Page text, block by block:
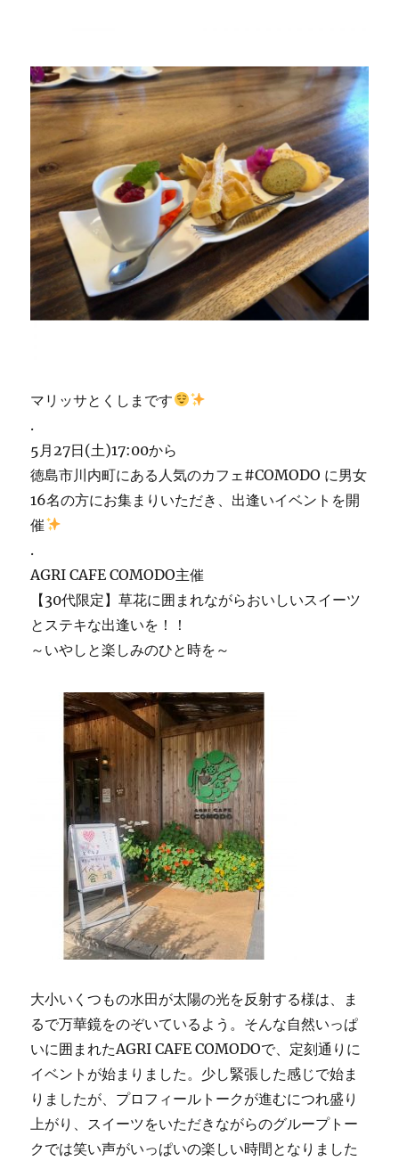
マリッサとくしまです
.
5月27日(土)17:00から
徳島市川内町にある人気のカフェ#COMODO に男女
16名の方にお集まりいただき、出逢いイベントを開
催
.
AGRI CAFE COMODO主催
【30代限定】草花に囲まれながらおいしいスイーツ
とステキな出逢いを！！
～いやしと楽しみのひと時を～
大小いくつもの水田が太陽の光を反射する様は、ま
るで万華鏡をのぞいているよう。そんな自然いっぱ
いに囲まれたAGRI CAFE COMODOで、定刻通りに
イベントが始まりました。少し緊張した感じで始ま
りましたが、プロフィールトークが進むにつれ盛り
上がり、スイーツをいただきながらのグループトー
クでは笑い声がいっぱいの楽しい時間となりました